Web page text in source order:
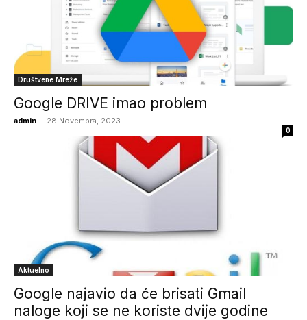
Društvene Mreže
Google DRIVE imao problem
admin - 28 Novembra, 2023
0
Aktuelno
Google najavio da će brisati Gmail
naloge koji se ne koriste dvije godine